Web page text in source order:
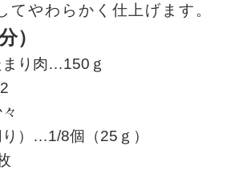
てやわらかく仕上げます。
）
まり肉…150ｇ
）…1/8個（25ｇ）